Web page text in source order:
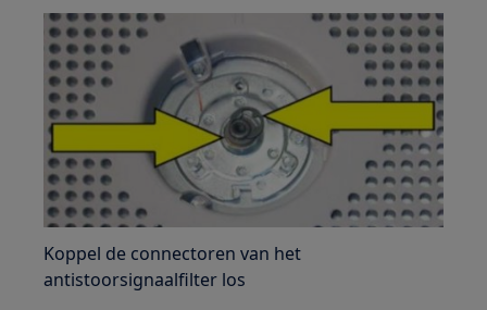
Koppel de connectoren van het
antistoorsignaalfilter los